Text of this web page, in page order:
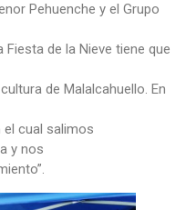
Pehuenche y el Grupo
de la Nieve tiene que
de Malalcahuello. En
cual salimos
y nos